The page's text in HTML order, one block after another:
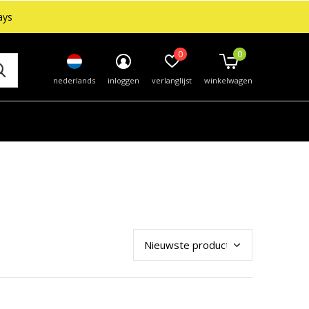
nederlands inloggen verlanglijst
0
winkelwagen
0